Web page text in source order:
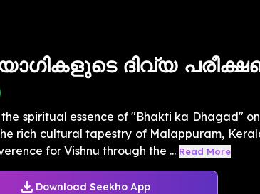
ദിവ്യ
spiritual essence of "Bhakti ka Dhagad"
rich cultural tapestry of Malappuram,
for Vishnu through the ... Read More
Download Seekho App